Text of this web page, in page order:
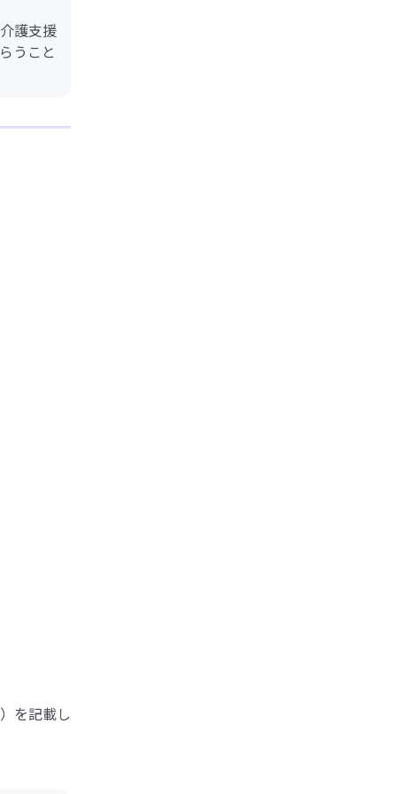
護支援
うこと
を記載し